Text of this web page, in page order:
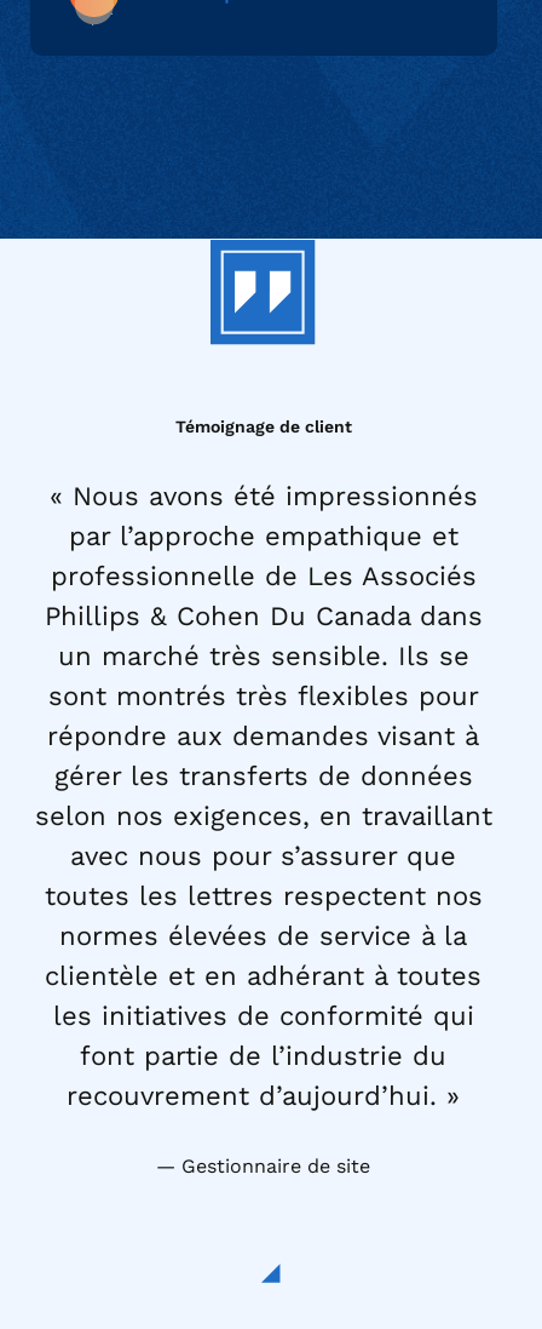
Témoignage de client
« Nous avons été impressionnés
par l’approche empathique et
professionnelle de Les Associés
Phillips & Cohen Du Canada dans
un marché très sensible. Ils se
sont montrés très flexibles pour
répondre aux demandes visant à
gérer les transferts de données
selon nos exigences, en travaillant
avec nous pour s’assurer que
toutes les lettres respectent nos
normes élevées de service à la
clientèle et en adhérant à toutes
les initiatives de conformité qui
font partie de l’industrie du
recouvrement d’aujourd’hui. »
Gestionnaire de site